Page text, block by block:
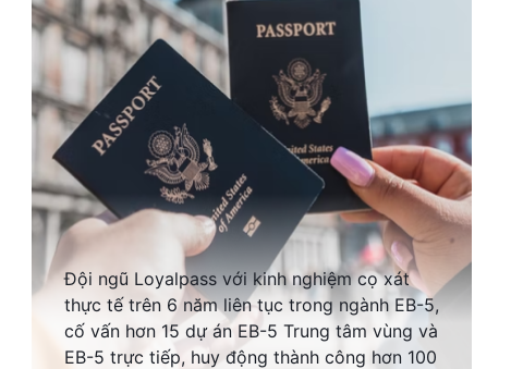
Đội ngũ Loyalpass với kinh nghiệm cọ xát
thực tế trên 6 năm liên tục trong ngành EB-5,
cố vấn hơn 15 dự án EB-5 Trung tâm vùng và
EB-5 trực tiếp, huy động thành công hơn 100